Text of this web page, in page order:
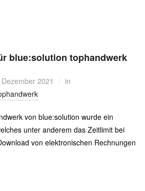
blue:solution tophandwerk
2021
in
von blue:solution wurde ein
unter anderem das Zeitlimit bei
von elektronischen Rechnungen